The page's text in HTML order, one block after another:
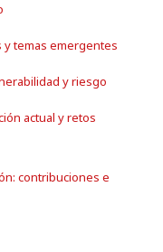
y temas emergentes
y riesgo
actual y retos
contribuciones e